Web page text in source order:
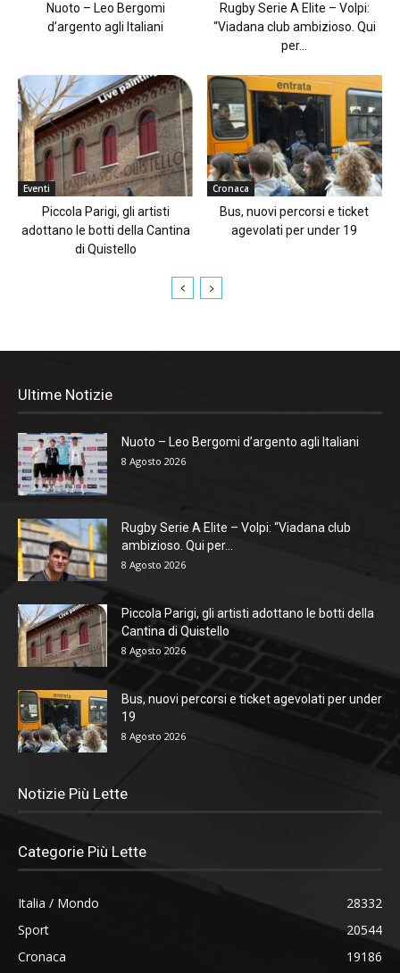
Nuoto – Leo Bergomi
d’argento agli Italiani
Rugby Serie A Elite – Volpi:
“Viadana club ambizioso. Qui
per...
Eventi
Piccola Parigi, gli artisti
adottano le botti della Cantina
di Quistello
Cronaca
Bus, nuovi percorsi e ticket
agevolati per under 19
Ultime Notizie
Nuoto – Leo Bergomi d’argento agli Italiani
8 Agosto 2026
Rugby Serie A Elite – Volpi: “Viadana club
ambizioso. Qui per...
8 Agosto 2026
Piccola Parigi, gli artisti adottano le botti della
Cantina di Quistello
8 Agosto 2026
Bus, nuovi percorsi e ticket agevolati per under
19
8 Agosto 2026
Notizie Più Lette
Categorie Più Lette
Italia / Mondo
28332
Sport
20544
Cronaca
19186